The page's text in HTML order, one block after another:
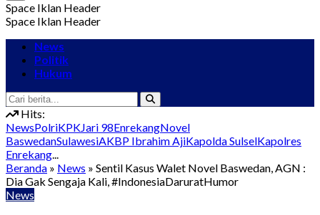
Space Iklan Header
Space Iklan Header
News
Politik
Hukum
Hits:
NewsPolriKPKJari 98EnrekangNovel
BaswedanSulawesiAKBP Ibrahim AjiKapolda SulselKapolres
Enrekang...
Beranda » News » Sentil Kasus Walet Novel Baswedan, AGN :
Dia Gak Sengaja Kali, #IndonesiaDaruratHumor
News